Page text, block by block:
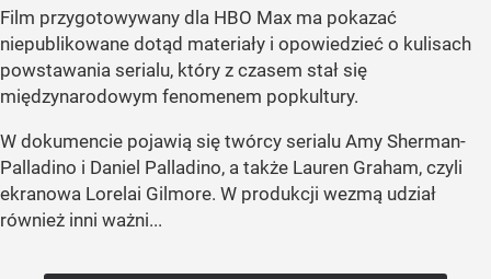
Film przygotowywany dla HBO Max ma pokazać
niepublikowane dotąd materiały i opowiedzieć o kulisach
powstawania serialu, który z czasem stał się
międzynarodowym fenomenem popkultury.
W dokumencie pojawią się twórcy serialu Amy Sherman-
Palladino i Daniel Palladino, a także Lauren Graham, czyli
ekranowa Lorelai Gilmore. W produkcji wezmą udział
również inni ważni...